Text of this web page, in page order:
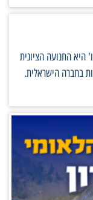
היא התנועה הציונית
בחברה הישראלית.